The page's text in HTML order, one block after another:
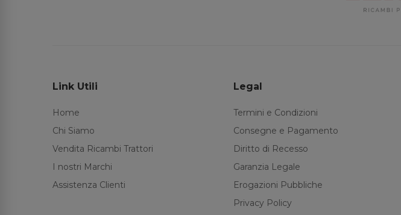
Link Utili
Home
Chi Siamo
Vendita Ricambi Trattori
I nostri Marchi
Assistenza Clienti
Legal
Termini e Condizioni
Consegne e Pagamento
Diritto di Recesso
Garanzia Legale
Erogazioni Pubbliche
Privacy Policy